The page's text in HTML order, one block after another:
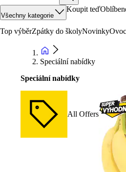
Všechny kategorie
Koupit teď
Top výběrZpátky do školyNovinky
Speciální nabídky
Speciální nabídky
All Offers